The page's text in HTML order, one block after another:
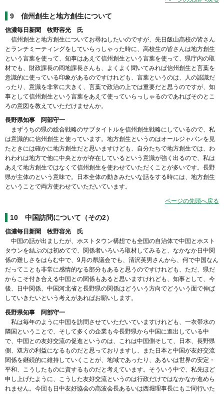
9 信州創生と地方創生について
信濃毎日新聞 牧野容光 氏
信州創生と地方創生についてお尋ねしたいのですが、先日飯山高校の皆さん
とランチミーティングをしていらっしゃった時に、高校生の皆さんは地方創生
という言葉を使って、知事はあえて信州創生という言葉を使って、県庁内の取
材でも、財政課長の岡地課長さんも、よくよく聞いてみれば信州創生と言葉を
意識的に使っている印象があるのですけれども、言葉というのは、人の認識だ
ったり、意識を非常に大きく、言葉で政治の上では重要だと思うのですが、知
事として信州創生という言葉をあえて使っていらっしゃるのであればそのとこ
ろの意図を教えていただけませんか。
長野県知事 阿部守一
まずうちの県の総合戦略のサブタイトルを信州創生戦略にしているので、私
は意識的に信州創生と使っています。地方創生というのはオールジャパンを見
たときには確かに地方創生だと思いますけども、自分たちで地方創生では、わ
れわれは地方で他に中央とかが存在しているという意識が強く出るので、私は
あえて地方創生ではなくて信州創生を使わせていただくことが多いです。長野
県が主体のという意味で。日本全体の動きみたいな話をする時には、地方創生
ということで両方使わせていただいています。
ページの先頭へ戻る
10 中国訪問について（その2）
信濃毎日新聞 牧野容光 氏
中国の話が出ましたが、ホストタウン構想でも全国の自治体で中国とホスト
タウンを結ぶのは初めてで、関係者いろいろ取材してみると、なかなか日中関
係の難しさをはらむ中で、9月の県議会でも、清沢英男さんから、何で中国なん
だってことも非常に感情的なる部分もあると思うのですけれども、ただ、県だ
からこそ付き合える中国との関係もあると思いますけれども、知事として、今
後、日中関係、中国河北省と長野県の関係はどういう方向でどういう面で伸ば
していきたいという考えがあればお願いします。
長野県知事 阿部守一
私は毎年のように中国を訪問させていただいていますけれども、一衣帯水の
隣国ということで、そして多くの企業も今長野県から中国に進出している中
で、中国との友好交流の促進というのは、これは中国側そして、日本、長野県
側、双方の利益になるものだと思っておりますし、また日本と中国が友好交流
関係を継続的に維持していくことが、地域であったり、あるいは世界の安定・
平和、こうしたものに資するものだと考えています。そういう中で、私先ほど
申し上げたように、こうした友好交流というのは行政だけではなかなか進めら
れません。今回も日中友好協会の高波会長あるいは西堀理事長にもご同行いた